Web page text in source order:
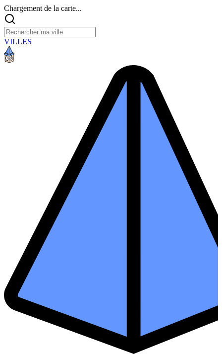
Chargement de la carte...
VILLES